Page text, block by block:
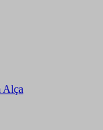
Alça